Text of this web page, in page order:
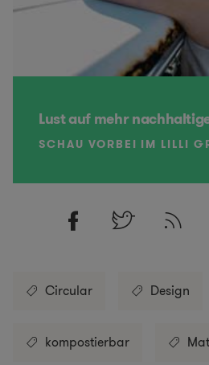
Lust auf mehr
SCHAU VORBEI IM LILLI
Circular Design
kompostierbar